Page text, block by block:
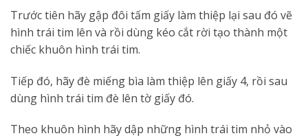
Trước tiên hãy gập đôi tấm giấy làm thiệp lại sau đó vẽ
hình trái tim lên và rồi dùng kéo cắt rời tạo thành một
chiếc khuôn hình trái tim.
Tiếp đó, hãy đè miếng bìa làm thiệp lên giấy 4, rồi sau
dùng hình trái tim đè lên tờ giấy đó.
Theo khuôn hình hãy dập những hình trái tim nhỏ vào